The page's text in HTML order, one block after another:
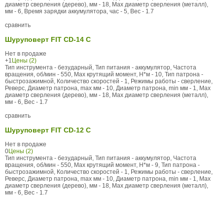
диаметр сверления (дерево), мм - 18, Max диаметр сверления (металл),
мм - 6, Время зарядки аккумулятора, час - 5, Вес - 1.7
сравнить
Шуруповерт FIT CD-14 C
Нет в продаже
+1 Цены (2)
Тип инструмента - безударный, Тип питания - аккумулятор, Частота
вращения, об/мин - 550, Max крутящий момент, Н*м - 10, Тип патрона -
быстрозажимной, Количество скоростей - 1, Режимы работы - сверление,
Реверс, Диаметр патрона, max мм - 10, Диаметр патрона, min мм - 1, Max
диаметр сверления (дерево), мм - 18, Max диаметр сверления (металл),
мм - 6, Вес - 1.7
сравнить
Шуруповерт FIT CD-12 C
Нет в продаже
0Цены (2)
Тип инструмента - безударный, Тип питания - аккумулятор, Частота
вращения, об/мин - 550, Max крутящий момент, Н*м - 9, Тип патрона -
быстрозажимной, Количество скоростей - 1, Режимы работы - сверление,
Реверс, Диаметр патрона, max мм - 10, Диаметр патрона, min мм - 1, Max
диаметр сверления (дерево), мм - 18, Max диаметр сверления (металл),
мм - 6, Вес - 1.7